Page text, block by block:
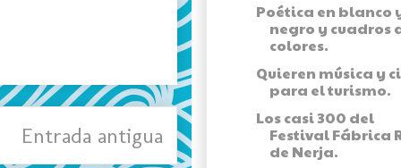
Entrada antigua
Poética en blanco
negro y cuadros
colores.
Quieren música y
para el turismo.
Los casi 300 del
Festival Fábrica
de Nerja.